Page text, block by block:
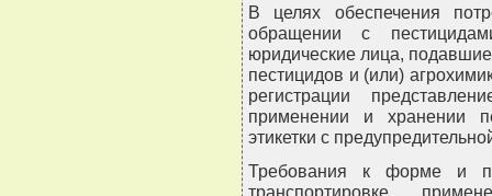
В целях обеспечения
обращении с
юридические лица,
пестицидов и (или)
регистрации
применении и хранении
этикетки с
Требования к форме и
транспортировке,